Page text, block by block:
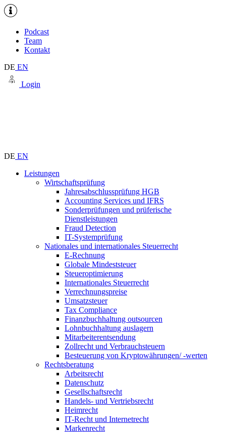
Podcast
Team
Kontakt
DE EN
Login
DE EN
Leistungen
Wirtschaftsprüfung
Jahresabschlussprüfung HGB
Accounting Services und IFRS
Sonderprüfungen und prüferische
Dienstleistungen
Fraud Detection
IT-Systemprüfung
Nationales und internationales Steuerrecht
E-Rechnung
Globale Mindeststeuer
Steueroptimierung
Internationales Steuerrecht
Verrechnungspreise
Umsatzsteuer
Tax Compliance
Finanzbuchhaltung outsourcen
Lohnbuchhaltung auslagern
Mitarbeiterentsendung
Zollrecht und Verbrauchsteuern
Besteuerung von Kryptowährungen/ -werten
Rechtsberatung
Arbeitsrecht
Datenschutz
Gesellschaftsrecht
Handels- und Vertriebsrecht
Heimrecht
IT-Recht und Internetrecht
Markenrecht